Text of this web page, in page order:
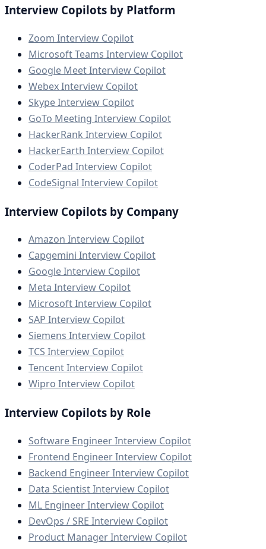
Interview Copilots by Platform
Zoom Interview Copilot
Microsoft Teams Interview Copilot
Google Meet Interview Copilot
Webex Interview Copilot
Skype Interview Copilot
GoTo Meeting Interview Copilot
HackerRank Interview Copilot
HackerEarth Interview Copilot
CoderPad Interview Copilot
CodeSignal Interview Copilot
Interview Copilots by Company
Amazon Interview Copilot
Capgemini Interview Copilot
Google Interview Copilot
Meta Interview Copilot
Microsoft Interview Copilot
SAP Interview Copilot
Siemens Interview Copilot
TCS Interview Copilot
Tencent Interview Copilot
Wipro Interview Copilot
Interview Copilots by Role
Software Engineer Interview Copilot
Frontend Engineer Interview Copilot
Backend Engineer Interview Copilot
Data Scientist Interview Copilot
ML Engineer Interview Copilot
DevOps / SRE Interview Copilot
Product Manager Interview Copilot